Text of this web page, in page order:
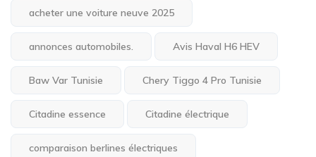
acheter une voiture neuve 2025
annonces automobiles. Avis Haval H6 HEV
Baw Var Tunisie Chery Tiggo 4 Pro Tunisie
Citadine essence Citadine électrique
comparaison berlines électriques